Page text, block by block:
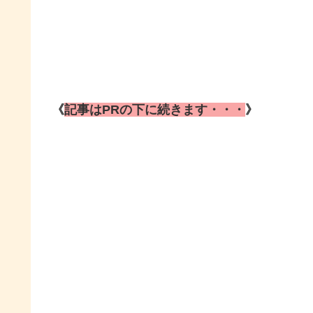
《記事はPRの下に続きます・・・ 》